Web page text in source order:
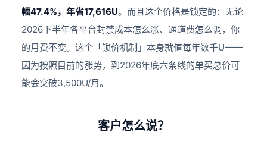
幅47.4%，年省17,616U。而且这个价格是锁定的：无论
2026下半年各平台封禁成本怎么涨、通道费怎么调，你
的月费不变。这个「锁价机制」本身就值每年数千U——
因为按照目前的涨势，到2026年底六条线的单买总价可
能会突破3,500U/月。
客户怎么说？